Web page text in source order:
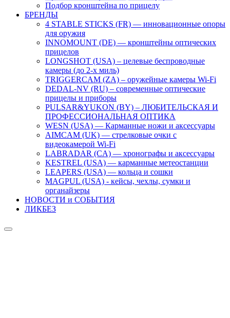
Подбор кронштейна по прицелу
БРЕНДЫ
4 STABLE STICKS (FR) — инновационные опоры
для оружия
INNOMOUNT (DE) — кронштейны оптических
прицелов
LONGSHOT (USA) – целевые беспроводные
камеры (до 2-х миль)
TRIGGERCAM (ZA) – оружейные камеры Wi-Fi
DEDAL-NV (RU) – современные оптические
прицелы и приборы
PULSAR&YUKON (BY) – ЛЮБИТЕЛЬСКАЯ И
ПРОФЕССИОНАЛЬНАЯ ОПТИКА
WESN (USA) — Карманные ножи и аксессуары
AIMCAM (UK) — стрелковые очки с
видеокамерой Wi-Fi
LABRADAR (CA) — хронографы и аксессуары
KESTREL (USA) — карманные метеостанции
LEAPERS (USA) — кольца и сошки
MAGPUL (USA) - кейсы, чехлы, сумки и
органайзеры
НОВОСТИ и СОБЫТИЯ
ЛИКБЕЗ